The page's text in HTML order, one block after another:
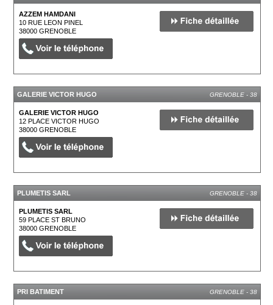
AZZEM HAMDANI
10 RUE LEON PINEL
38000GRENOBLE
GALERIE VICTOR HUGO GRENOBLE - 38
GALERIE VICTOR HUGO
12 PLACE VICTOR HUGO
38000GRENOBLE
PLUMETIS SARL GRENOBLE - 38
PLUMETIS SARL
59 PLACE ST BRUNO
38000GRENOBLE
PRI BATIMENT GRENOBLE - 38